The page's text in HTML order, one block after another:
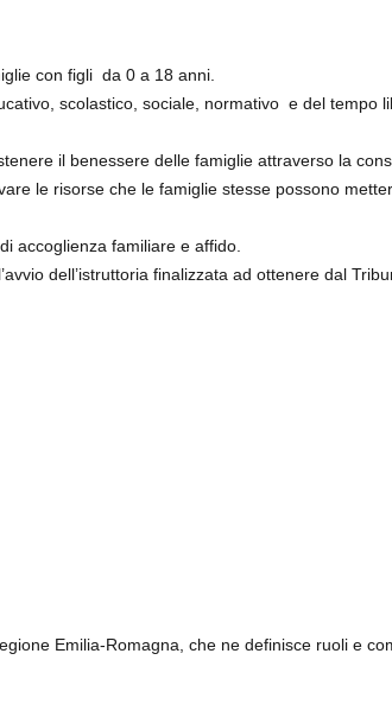
con figli da 0 a 18 anni.
scolastico, sociale, normativo e del tempo
il benessere delle famiglie attraverso la
le risorse che le famiglie stesse possono
accoglienza familiare e affido.
dell’istruttoria finalizzata ad ottenere dal
Emilia-Romagna, che ne definisce ruoli e